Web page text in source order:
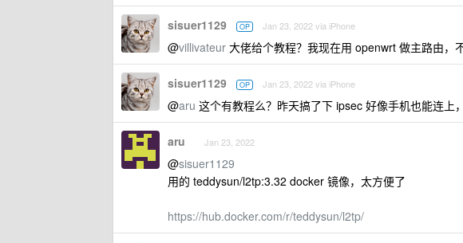
sisuer1129 OP Jan 23, 2022 via iPhone
@villivateur 大佬给个教程？我现在用 openwrt 做主路由，
sisuer1129 OP Jan 23, 2022 via iPhone
@aru 这个有教程么？昨天搞了下 ipsec 好像手机也能连上
aru Jan 23, 2022
@sisuer1129
用的 teddysun/l2tp:3.32 docker 镜像，太方便了
https://hub.docker.com/r/teddysun/l2tp/